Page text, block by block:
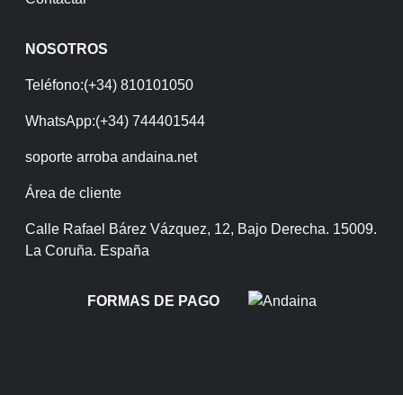
NOSOTROS
Teléfono:(+34) 810101050
WhatsApp:(+34) 744401544
soporte arroba andaina.net
Área de cliente
Calle Rafael Bárez Vázquez, 12, Bajo Derecha. 15009.
La Coruña. España
FORMAS DE PAGO